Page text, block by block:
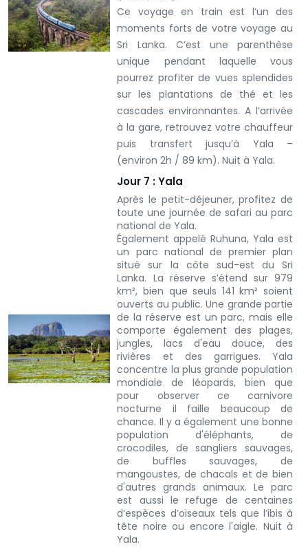
Ce voyage en train est l’un des
moments forts de votre voyage au
Sri Lanka. C’est une parenthèse
unique pendant laquelle vous
pourrez profiter de vues splendides
sur les plantations de thé et les
cascades environnantes. A l’arrivée
à la gare, retrouvez votre chauffeur
puis transfert jusqu’à Yala –
(environ 2h / 89 km).Nuit à Yala.
Jour 7 : Yala
Après le petit-déjeuner, profitez de
toute une journée de safari au parc
national de Yala.
Également appelé Ruhuna, Yala est
un parc national de premier plan
situé sur la côte sud-est du Sri
Lanka. La réserve s’étend sur 979
km², bien que seuls 141 km² soient
ouverts au public. Une grande partie
de la réserve est un parc, mais elle
comporte également des plages,
jungles, lacs d'eau douce, des
rivières et des garrigues. Yala
concentre la plus grande population
mondiale de léopards, bien que
pour observer ce carnivore
nocturne il faille beaucoup de
chance. Il y a également une bonne
population d'éléphants, de
crocodiles, de sangliers sauvages,
de buffles sauvages, de
mangoustes, de chacals et de bien
d'autres grands animaux. Le parc
est aussi le refuge de centaines
d’espèces d’oiseaux tels que l’ibis à
tête noire ou encore l'aigle. Nuit à
Yala.